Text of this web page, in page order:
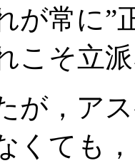
が常に”
こそ立
が，ア
くても